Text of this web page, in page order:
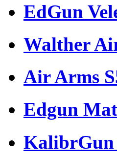
EdGun
Walther
Air Arms
Edgun
KalibrGun